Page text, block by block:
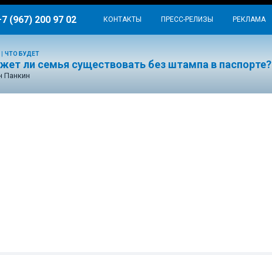
(967) 200 97 02 КОНТАКТЫ ПРЕСС-РЕЛИЗЫ РЕКЛАМА
ЧТО БУДЕТ
ли семья существовать без штампа в паспорте?
Панкин